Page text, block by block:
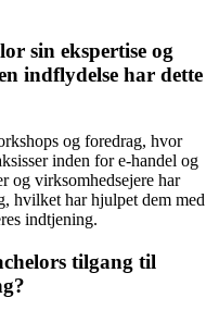
sin ekspertise og
indflydelse har dette
og foredrag, hvor
inden for e-handel og
og virksomhedsejere har
hvilket har hjulpet dem med
indtjening.
tilgang til